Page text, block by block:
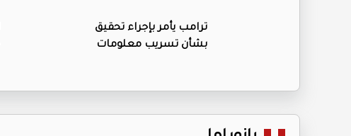
ترامب يأمر بإجراء تحقيق
بشأن تسريب معلومات